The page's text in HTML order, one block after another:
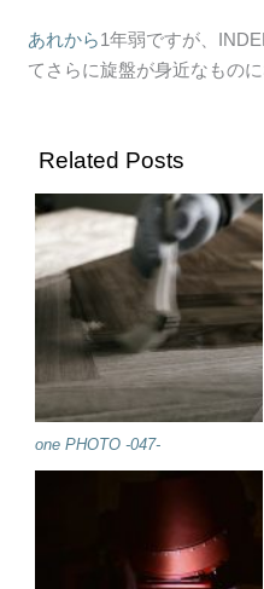
あれから1年弱ですが、
てさらに旋盤が身近なものに
Related Posts
one PHOTO -047-